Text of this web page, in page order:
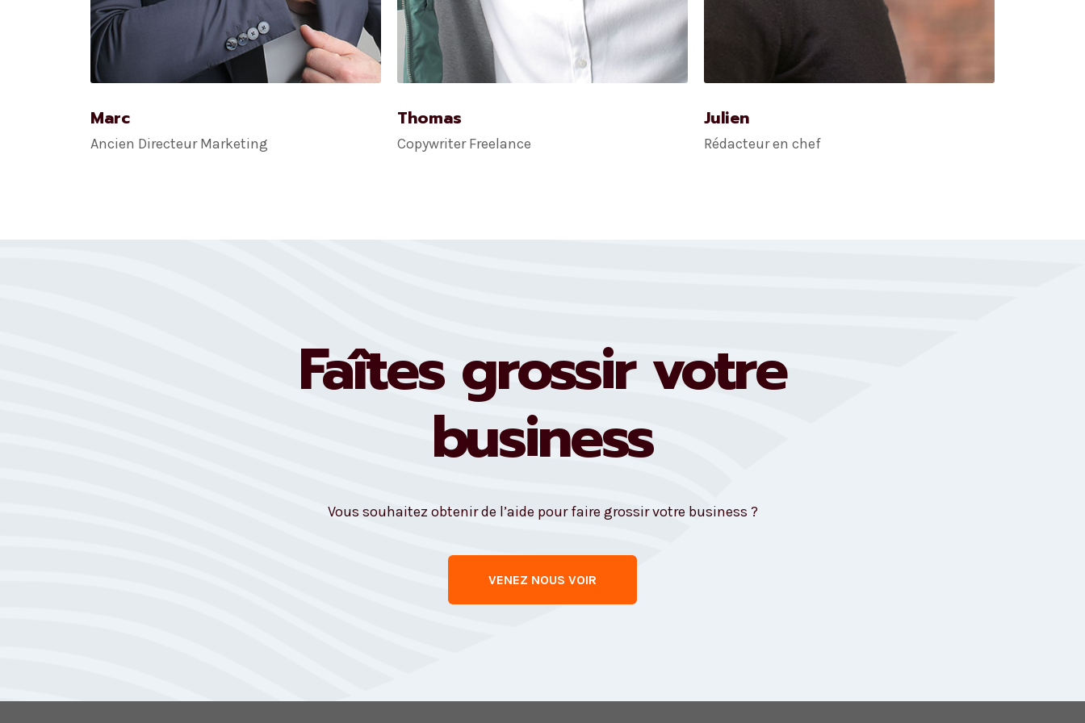
Marc
Ancien Directeur Marketing
Thomas
Copywriter Freelance
Julien
Rédacteur en chef
Faîtes grossir votre
business
Vous souhaitez obtenir de l’aide pour faire grossir votre business ?
VENEZ NOUS VOIR